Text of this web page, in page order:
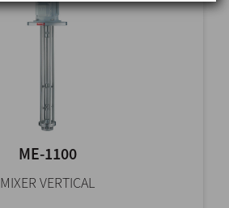
ME-1100
MIXER VERTICAL